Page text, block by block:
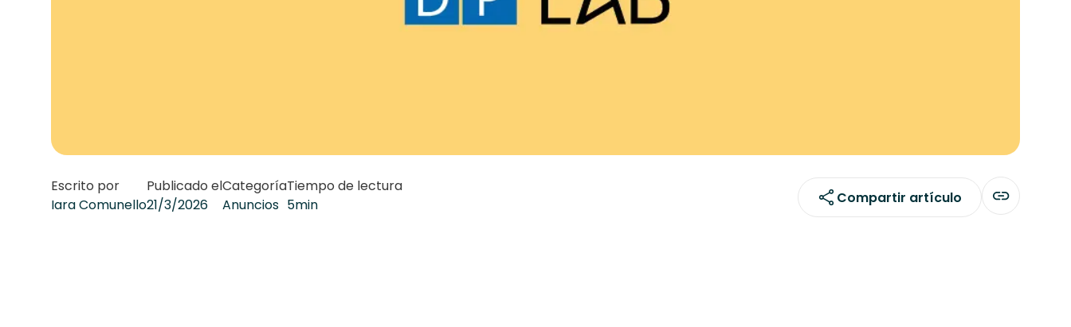
Escrito por
Iara Comunello
Publicado el
21/3/2026
Categoría
Anuncios
Tiempo de lectura
5min Compartir artículo